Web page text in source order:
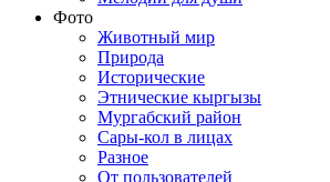
Фото
Животный мир
Природа
Исторические
Этнические кыргызы
Мургабский район
Сары-кол в лицах
Разное
От пользователей